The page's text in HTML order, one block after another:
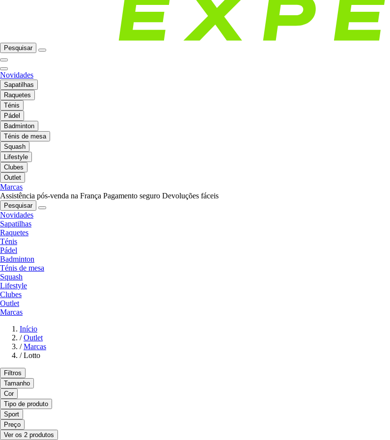
Pesquisar
Novidades
Sapatilhas
Raquetes
Ténis
Pádel
Badminton
Ténis de mesa
Squash
Lifestyle
Clubes
Outlet
Marcas
Assistência pós-venda na França Pagamento seguro Devoluções fáceis
Pesquisar
Novidades
Sapatilhas
Raquetes
Ténis
Pádel
Badminton
Ténis de mesa
Squash
Lifestyle
Clubes
Outlet
Marcas
Início
/ Outlet
/ Marcas
/ Lotto
Filtros
Tamanho
Cor
Tipo de produto
Sport
Preço
Ver os 2 produtos